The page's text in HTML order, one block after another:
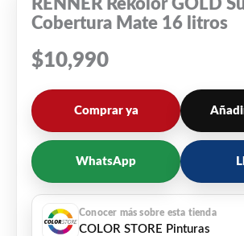
RENNER Rekolor GOLD
Cobertura Mate 16 litros
$10,990
Comprar ya
WhatsApp
COLOR STORE Pinturas